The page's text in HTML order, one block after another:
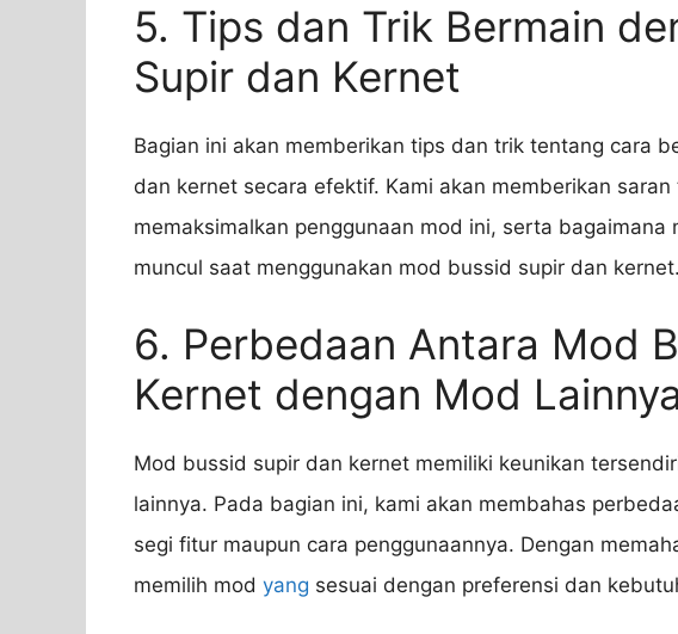
5. Tips dan Trik Bermain
Supir dan Kernet
Bagian ini akan memberikan tips dan trik tentang cara
dan kernet secara efektif. Kami akan memberikan
memaksimalkan penggunaan mod ini, serta bagaimana
muncul saat menggunakan mod bussid supir dan kernet.
6. Perbedaan Antara Mod
Kernet dengan Mod Lainnya
Mod bussid supir dan kernet memiliki keunikan
lainnya. Pada bagian ini, kami akan membahas
segi fitur maupun cara penggunaannya. Dengan
memilih mod yang sesuai dengan preferensi dan